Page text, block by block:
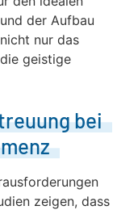
der Aufbau
nur das
geistige
bei
zeigen, dass